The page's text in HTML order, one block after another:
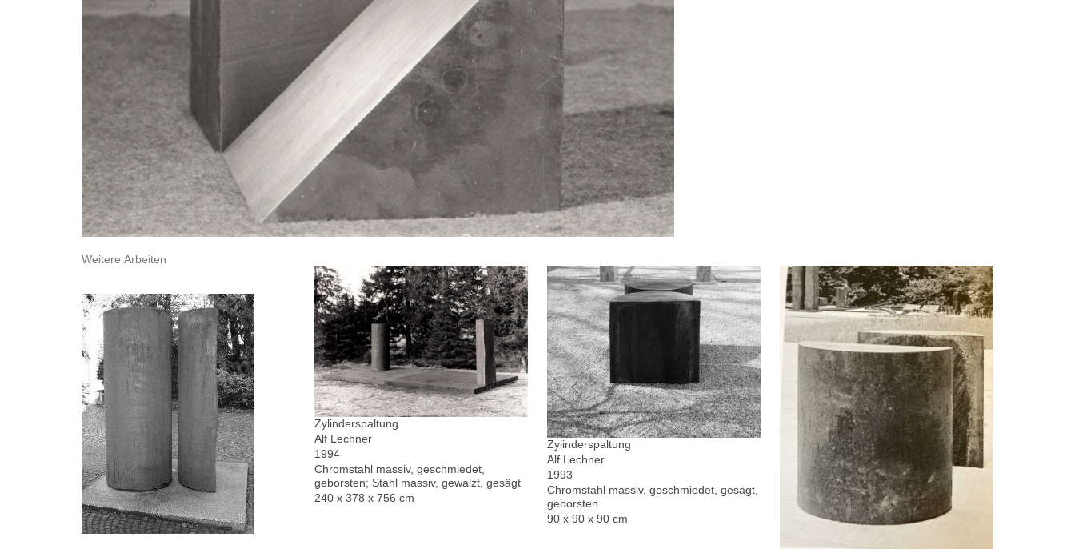
Weitere Arbeiten
Zylinderspaltung
Alf Lechner
1994
Chromstahl massiv, geschmiedet,
geborsten; Stahl massiv, gewalzt, gesägt
240 x 378 x 756 cm
Zylinderspaltung
Alf Lechner
1993
Chromstahl massiv, geschmiedet, gesägt,
geborsten
90 x 90 x 90 cm